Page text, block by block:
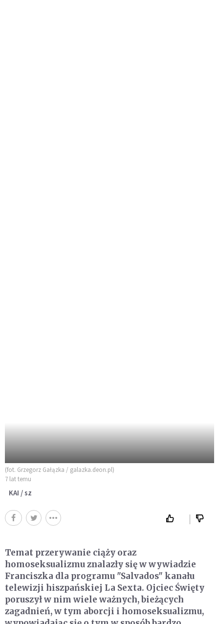
(fot. Grzegorz Gałązka / galazka.deon.pl)
7 lat temu
KAI / sz
Temat przerywanie ciąży oraz
homoseksualizmu znalazły się w wywiadzie
Franciszka dla programu "Salvados" kanału
telewizji hiszpańskiej La Sexta. Ojciec Święty
poruszył w nim wiele ważnych, bieżących
zagadnień, w tym aborcji i homoseksualizmu,